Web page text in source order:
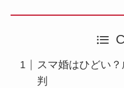
スマ婚はひどい
判